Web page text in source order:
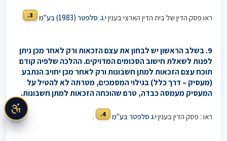
ראו פסק הדין של בית הדין הארצי בעניןי.ג. סלפטר (1983) בע"מ 3.
9. בשלב הראשון יש לבחון את עצם הזכאות ורק לאחר מכן ניתן
לפנות לשאלת חישוב הסכומים המדויקים. ההלכה שלפיה קודם
תוכח עצם הזכאות למתן חשבונות ורק לאחר מכן יחויב הנתבע
(מעסיק – דרך כלל) בגילוי המסמכים, מטרתה לא להטיל על
המעסיק מעמסה כבדה, טרם שהוכחה הזכאות למתן חשבונות.
ראו : פסק הדין בעניןי.ג סלפטר בע"מ 4.
.